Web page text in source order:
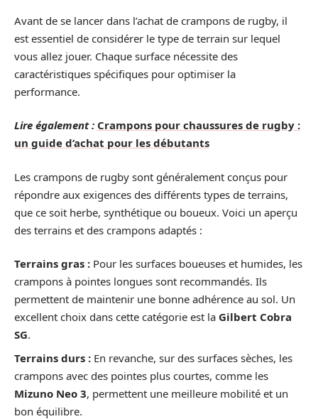
Avant de se lancer dans l’achat de crampons de rugby, il
est essentiel de considérer le type de terrain sur lequel
vous allez jouer. Chaque surface nécessite des
caractéristiques spécifiques pour optimiser la
performance.
Lire également : Crampons pour chaussures de rugby :
un guide d’achat pour les débutants
Les crampons de rugby sont généralement conçus pour
répondre aux exigences des différents types de terrains,
que ce soit herbe, synthétique ou boueux. Voici un aperçu
des terrains et des crampons adaptés :
Terrains gras : Pour les surfaces boueuses et humides, les
crampons à pointes longues sont recommandés. Ils
permettent de maintenir une bonne adhérence au sol. Un
excellent choix dans cette catégorie est la Gilbert Cobra
SG.
Terrains durs : En revanche, sur des surfaces sèches, les
crampons avec des pointes plus courtes, comme les
Mizuno Neo 3, permettent une meilleure mobilité et un
bon équilibre.